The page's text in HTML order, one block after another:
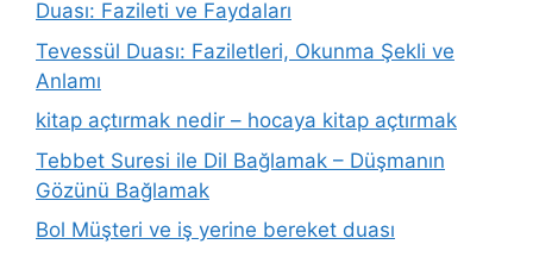
Duası: Fazileti ve Faydaları
Tevessül Duası: Faziletleri, Okunma Şekli ve
Anlamı
kitap açtırmak nedir – hocaya kitap açtırmak
Tebbet Suresi ile Dil Bağlamak – Düşmanın
Gözünü Bağlamak
Bol Müşteri ve iş yerine bereket duası